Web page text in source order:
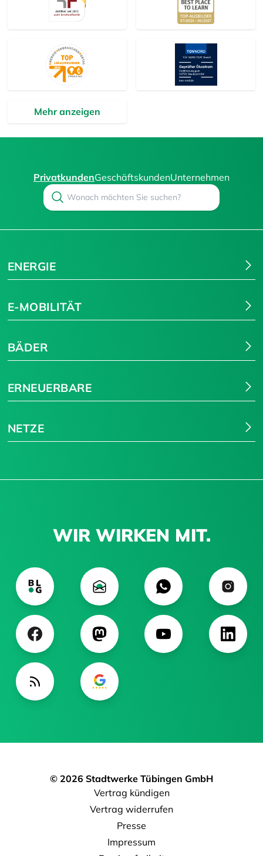
Mehr anzeigen
PrivatkundenGeschäftskundenUnternehmen
Search
ENERGIE
E-MOBILITÄT
BÄDER
ERNEUERBARE
NETZE
WIR WIRKEN MIT.
© 2026 Stadtwerke Tübingen GmbH
Vertrag kündigen
Vertrag widerrufen
Presse
Impressum